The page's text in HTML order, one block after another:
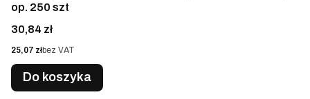
op. 250 szt
Cena
30,84 zł
Cena
25,07 złbez VAT
Do koszyka